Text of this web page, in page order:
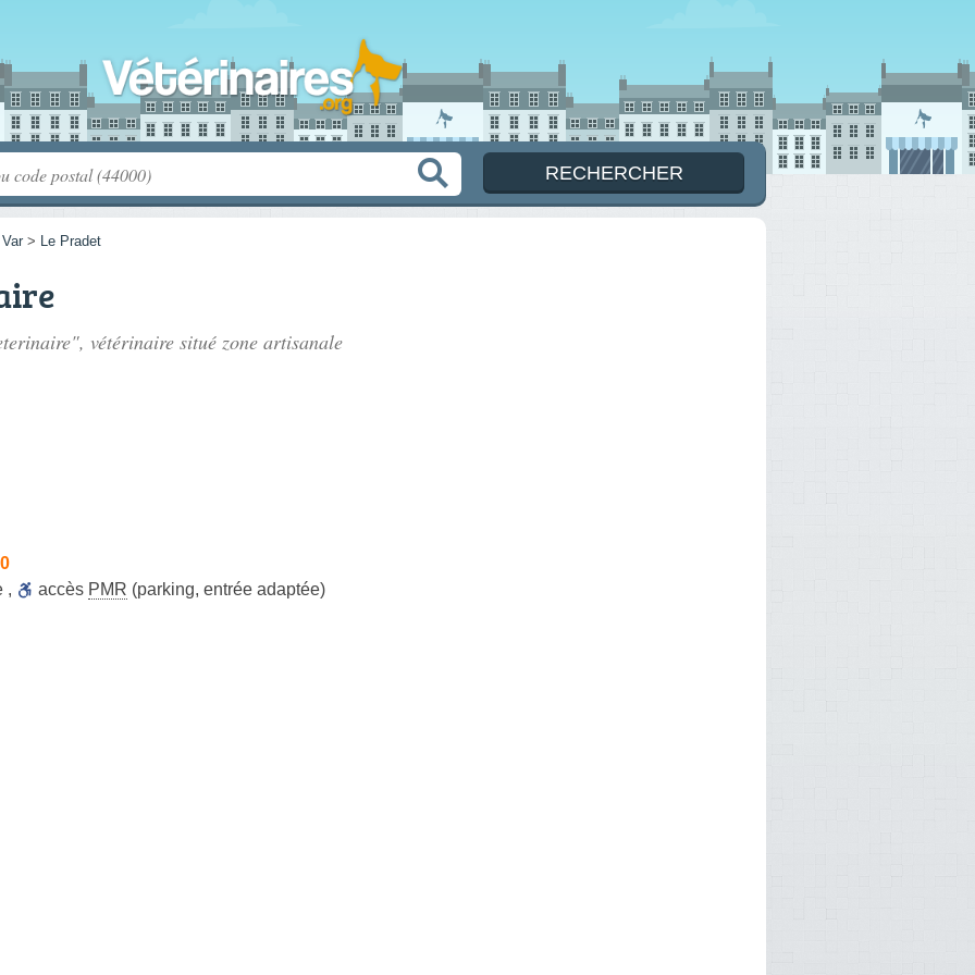
Var > Le Pradet
vétérinaire situé zone artisanale
, accès PMR (parking, entrée adaptée)